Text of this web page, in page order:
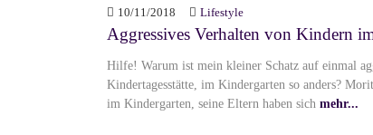
10/11/2018 Lifestyle
Aggressives Verhalten von Kindern
Hilfe! Warum ist mein kleiner Schatz auf einmal
Kindertagesstätte, im Kindergarten so anders?
im Kindergarten, seine Eltern haben sich mehr...